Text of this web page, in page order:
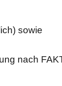
sowie
nach